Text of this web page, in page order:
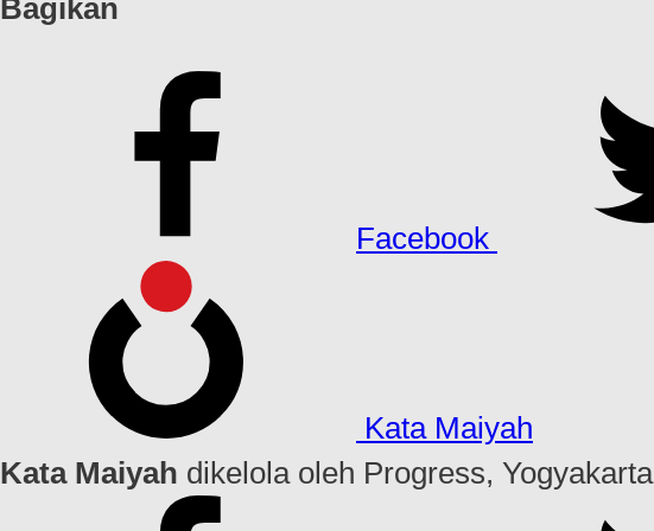
Bagikan
Facebook
Kata Maiyah
Kata Maiyah dikelola oleh Progress, Yogyakarta